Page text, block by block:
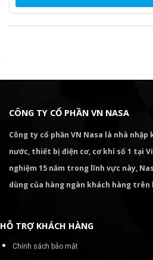
CÔNG TY CỔ PHẦN VN NASA
Công ty cổ phần VN Nasa là nhà
nước, thiết bị điện cơ, cơ khí số 1 tại
nghiệm 15 năm trong lĩnh vực này,
dùng của hàng ngàn khách hàng
HỖ TRỢ KHÁCH HÀNG
Chính sách bảo mật